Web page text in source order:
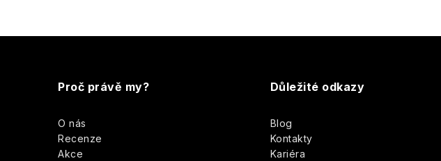
r
k
v
ý
Proč právě my?
O nás
Recenze
Akce
Důležité odkazy
Blog
Kontakty
Kariéra